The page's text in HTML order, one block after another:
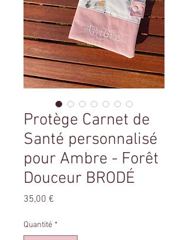
Protège Carnet de
Santé personnalisé
pour Ambre - Forêt
Douceur BRODÉ
35,00 €
Quantité *